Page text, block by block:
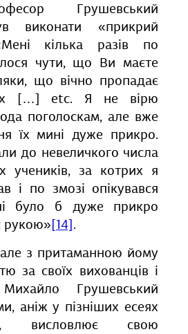
Грушевський
виконати «прикрий
кілька разів по
чути, що Ви маєте
що вічно пропадає
[…] etc. Я не вірю
поголоскам, але вже
їх мині дуже прикро.
до невеличкого числа
учеників, за котрих я
і по змозі опікувався
було б дуже прикро
рукою» [14] .
але з притаманною йому
за своїх вихованців і
Михайло Грушевський
аніж у пізніших есеях
висловлює свою